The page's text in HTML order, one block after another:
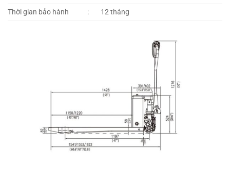
Thời gian bảo hành : 12 tháng